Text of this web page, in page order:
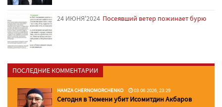
24 ИЮНЯ'2024 Посеявший ветер пожинает бурю
ПОСЛЕДНИЕ КОММЕНТАРИИ
HAMZA CHERNOMORCHENKO 03.06.2026, 23:29
Сегодня в Тюмени убит Исомитдин Акбаров